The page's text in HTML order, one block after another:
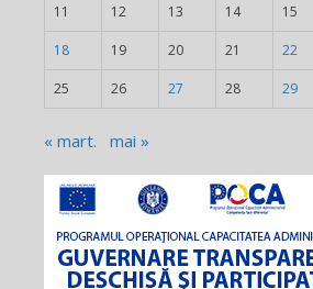
11 12 13 14 15
18 19 20 21 22
25 26 27 28 29
« mart. mai »